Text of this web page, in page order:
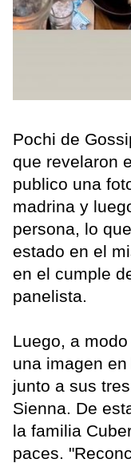
Pochi de
que revelaron
publico una
madrina y
persona, lo
estado en el
en el cumple
panelista.
Luego, a
una imagen
junto a sus
Sienna. De
la familia
paces.